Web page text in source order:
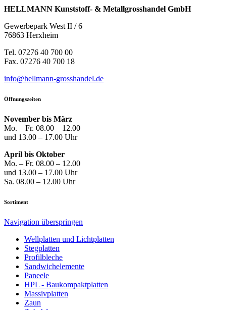
HELLMANN Kunststoff- & Metallgrosshandel GmbH
Gewerbepark West II / 6
76863 Herxheim
Tel. 07276 40 700 00
Fax. 07276 40 700 18
info@hellmann-grosshandel.de
Öffnungszeiten
November bis März
Mo. – Fr. 08.00 – 12.00
und 13.00 – 17.00 Uhr
April bis Oktober
Mo. – Fr. 08.00 – 12.00
und 13.00 – 17.00 Uhr
Sa. 08.00 – 12.00 Uhr
Sortiment
Navigation überspringen
Well­platten und Licht­platten
Steg­platten
Profil­bleche
Sandwich­elemente
Paneele
HPL - Bau­kompakt­platten
Massiv­platten
Zaun